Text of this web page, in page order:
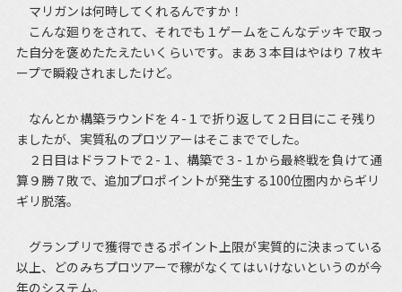
マリガンは何時してくれるんですか！
こんな廻りをされて、それでも１ゲームをこんなデッキで取っ
た自分を褒めたたえたいくらいです。まあ３本目はやはり７枚キ
ープで瞬殺されましたけど。
なんとか構築ラウンドを４-１で折り返して２日目にこそ残り
ましたが、実質私のプロツアーはそこまででした。
２日目はドラフトで２-１、構築で３-１から最終戦を負けて通
算９勝７敗で、追加プロポイントが発生する100位圏内からギリ
ギリ脱落。
グランプリで獲得できるポイント上限が実質的に決まっている
以上、どのみちプロツアーで稼がなくてはいけないというのが今
年のシステム。